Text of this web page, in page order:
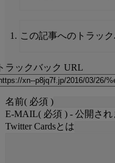
この記事へのトラッ
ラックバック URL
名前( 必須 )
E-MAIL( 必須 ) - 公開さ
Twitter Cardsとは